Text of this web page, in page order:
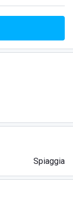
Spiaggia